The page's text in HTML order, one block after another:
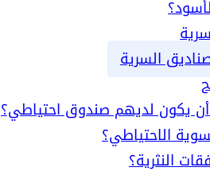
السرية
يكون لديهم صندوق احتياطي؟
الاحتياطي؟
النثرية؟